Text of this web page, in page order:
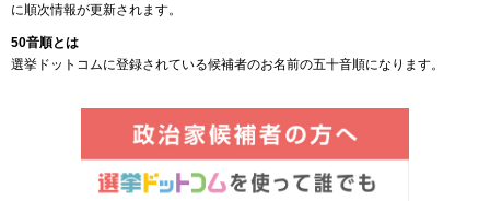
に順次情報が更新されます。
50音順とは
選挙ドットコムに登録されている候補者のお名前の五十音順になります。